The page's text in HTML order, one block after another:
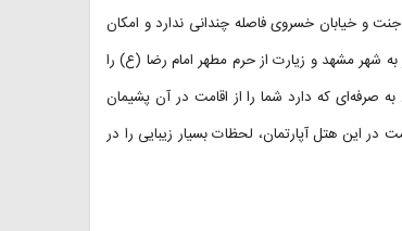
جنت و خیابان خسروی فاصله چندانی ندارد و امکان
به شهر مشهد و زیارت از حرم مطهر امام رضا (ع) را
صرفه‌ای که دارد شما را از اقامت در آن پشیمان
این هتل آپارتمان، لحظات بسیار زیبایی را در